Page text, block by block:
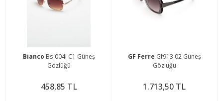
Bianco Bs-004l C1 Güneş
Gözlüğü
458,85 TL
GF Ferre Gf913 02 Güneş
Gözlüğü
1.713,50 TL